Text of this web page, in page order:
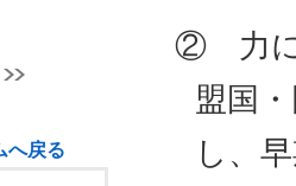
へ戻る
② 力に
盟国
し、